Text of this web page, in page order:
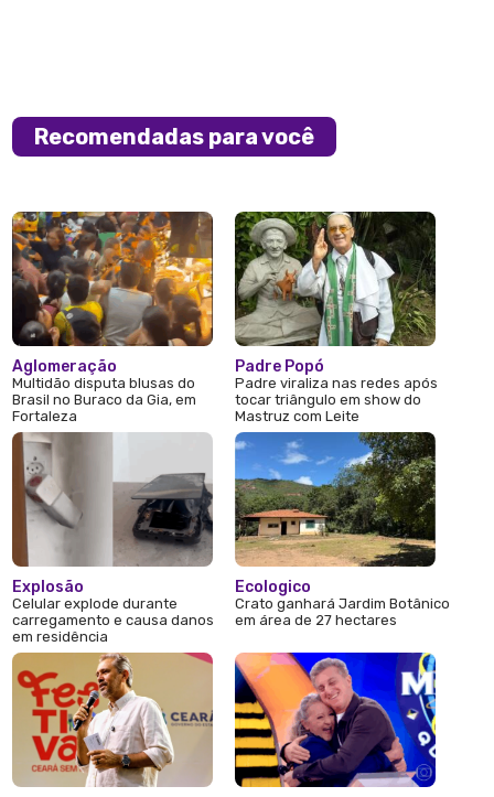
Recomendadas para você
Aglomeração
Multidão disputa blusas do
Brasil no Buraco da Gia, em
Fortaleza
Explosão
Celular explode durante
carregamento e causa danos
em residência
Padre Popó
Padre viraliza nas redes após
tocar triângulo em show do
Mastruz com Leite
Ecologico
Crato ganhará Jardim Botânico
em área de 27 hectares